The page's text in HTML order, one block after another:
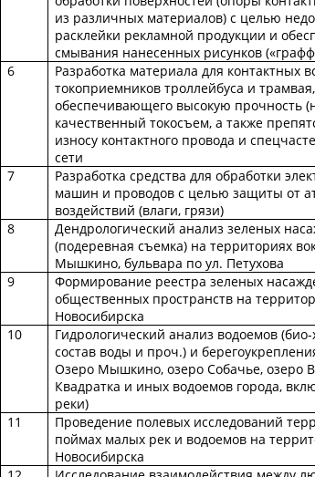
из различных материалов) с целью
расклейки рекламной продукции и
смывания нанесенных рисунков
6
Разработка материала для контактных
токоприемников троллейбуса и трамвая,
обеспечивающего высокую прочность
качественный токосъем, а также
износу контактного провода и
сети
7
Разработка средства для обработки
машин и проводов с целью защиты от
воздействий (влаги, грязи)
8
Дендрологический анализ зеленых
(подеревная съемка) на территориях
Мышкино, бульвара по ул. Петухова
9
Формирование реестра зеленых
общественных пространств на
Новосибирска
10
Гидрологический анализ водоемов
состав воды и проч.) и
Озеро Мышкино, озеро Собачье, озеро
Квадратка и иных водоемов города,
реки)
11
Проведение полевых исследований
поймах малых рек и водоемов на
Новосибирска